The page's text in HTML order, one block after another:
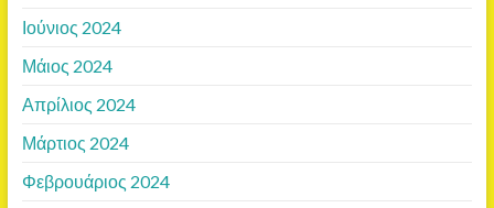
Ιούνιος 2024
Μάιος 2024
Απρίλιος 2024
Μάρτιος 2024
Φεβρουάριος 2024